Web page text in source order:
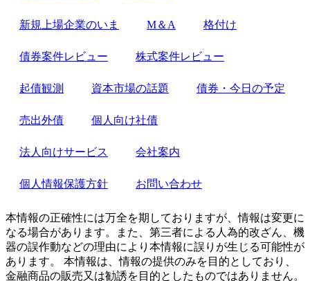
新規上場企業のいま M＆A 格付け
債券案件レビュー 株式案件レビュー
起債観測 資本市場の話題 債券・今日の予定
売出外債 個人向け社債
法人向けサービス 会社案内
個人情報保護方針 お問い合わせ
本情報の正確性には万全を期しておりますが、情報は変更に
なる場合があります。また、第三者による人為的改ざん、機
器の誤作動などの理由により本情報に誤りが生じる可能性が
あります。 本情報は、情報の提供のみを目的としており、
金融商品の販売又は勧誘を目的としたものではありません。